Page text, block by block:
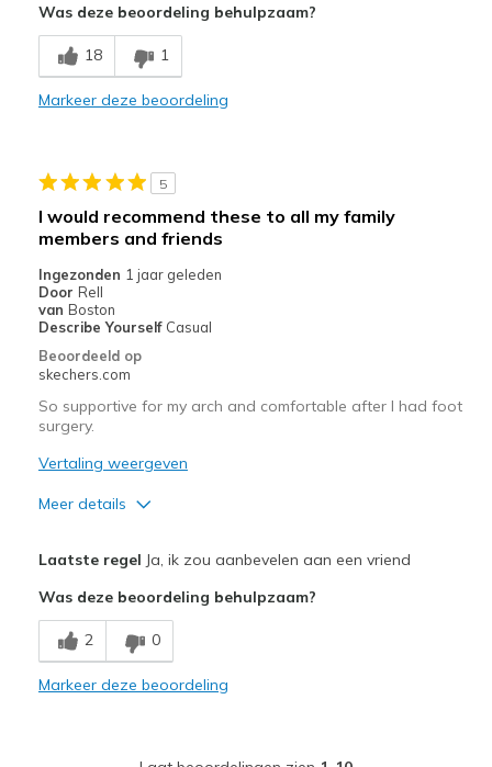
Width
Feels true to width
Sizing
View On Shoes
Shoes are for Wearing
Was deze beoordeling behulpzaam?
18 1
Markeer deze beoordeling
5
I would recommend these to all my family
members and friends
Ingezonden 1 jaar geleden
Door Rell
van Boston
Describe Yourself Casual
Beoordeeld op
skechers.com
So supportive for my arch and comfortable after I had foot
surgery.
Vertaling weergeven
Meer details
Beste toepassingen
Casual Wear
Travel
Laatste regel Ja, ik zou aanbevelen aan een vriend
Was deze beoordeling behulpzaam?
2 0
Markeer deze beoordeling